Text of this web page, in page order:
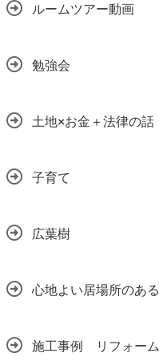
ルームツアー動画
勉強会
土地×お金＋法律の話
子育て
広葉樹
心地よい居場所のあ
施工事例 リフォーム